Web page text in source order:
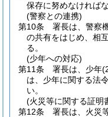
保存に努めなければな
(警察との連携)
第10条
署長は、警察
の共有をはじめ、相
る。
(少年への対応)
第11条
署長は、少年
は、少年に関する法
い。
(火災等に関する証明
第12条
署長は、火災